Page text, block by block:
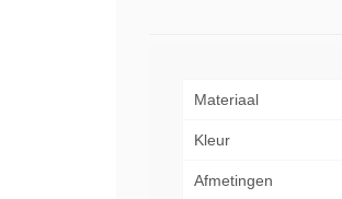
Materiaal
Kleur
Afmetingen